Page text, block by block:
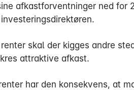
afkastforventninger ned for
skal der kigges andre
attraktive afkast.
har den konsekvens, at